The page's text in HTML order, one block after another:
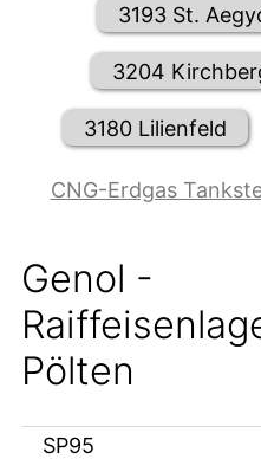
3193 St.
3204
3180 Lilienfeld
CNG-Erdgas
Genol -
Pölten
SP95